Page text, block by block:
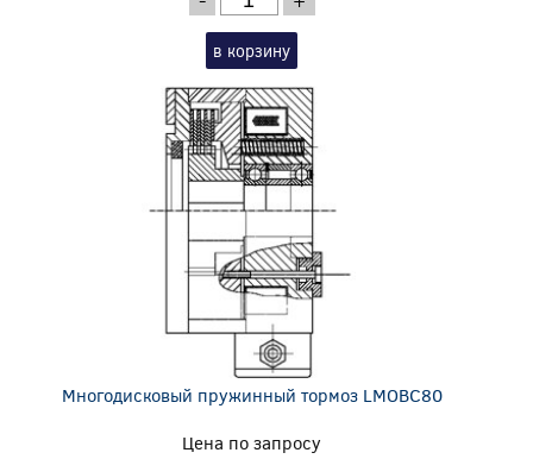
в корзину
Многодисковый пружинный тормоз LMOBC80
Цена по запросу